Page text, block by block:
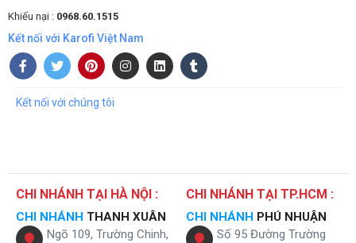
Khiếu nại : 0968.60.1515
Kết nối với Karofi Việt Nam
Kết nối với chúng tôi
CHI NHÁNH TẠI HÀ NỘI :
CHI NHÁNH THANH XUÂN
Ngõ 109, Trường Chinh,
CHI NHÁNH TẠI TP.HCM :
CHI NHÁNH PHÚ NHUẬN
Số 95 Đường Trường